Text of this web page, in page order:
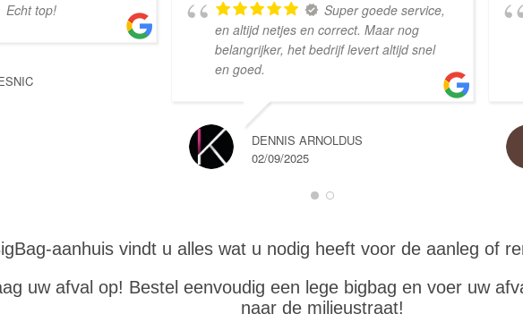
Echt top!
Super goede service,
en altijd netjes en correct. Maar nog
belangrijker, het bedrijf levert altijd snel
en goed.
DENNIS ARNOLDUS
02/09/2025
aanhuis vindt u alles wat u nodig heeft voor de aanleg of
uw afval op! Bestel eenvoudig een lege bigbag en voer uw
naar de milieustraat!